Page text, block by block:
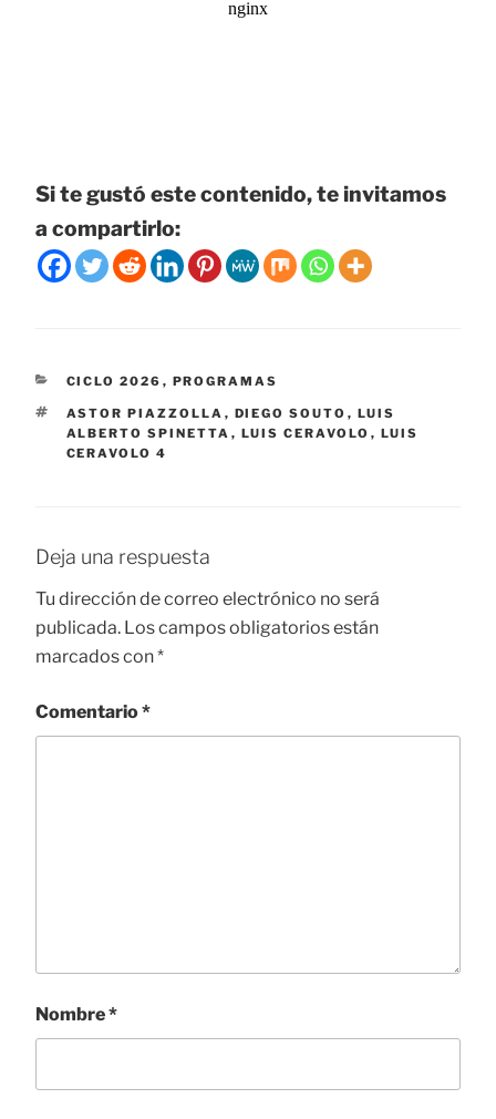
Si te gustó este contenido, te invitamos
a compartirlo:
CATEGORÍAS
CICLO 2026 , PROGRAMAS
ETIQUETAS
ASTOR PIAZZOLLA , DIEGO SOUTO , LUIS
ALBERTO SPINETTA , LUIS CERAVOLO , LUIS
CERAVOLO 4
Deja una respuesta
Tu dirección de correo electrónico no será
publicada. Los campos obligatorios están
marcados con*
Comentario*
Nombre*